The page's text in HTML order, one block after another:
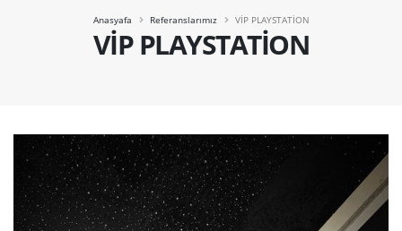
VİP PLAYSTATİON
Anasyafa Referanslarımız VİP PLAYSTATİON